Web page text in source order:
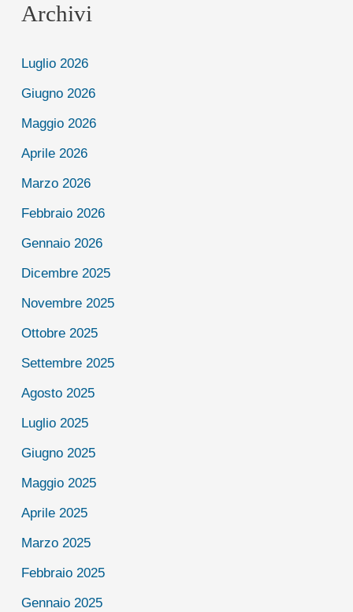
Archivi
Luglio 2026
Giugno 2026
Maggio 2026
Aprile 2026
Marzo 2026
Febbraio 2026
Gennaio 2026
Dicembre 2025
Novembre 2025
Ottobre 2025
Settembre 2025
Agosto 2025
Luglio 2025
Giugno 2025
Maggio 2025
Aprile 2025
Marzo 2025
Febbraio 2025
Gennaio 2025